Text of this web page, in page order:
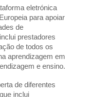
eletrónica
para apoiar
de
prestadores
de todos os
aprendizagem em
e ensino.
de diferentes
inclui